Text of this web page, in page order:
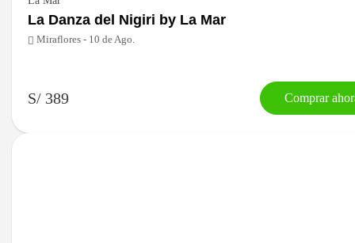
La Danza del Nigiri by La Mar
Miraflores - 10 de Ago.
S/ 389 Comprar